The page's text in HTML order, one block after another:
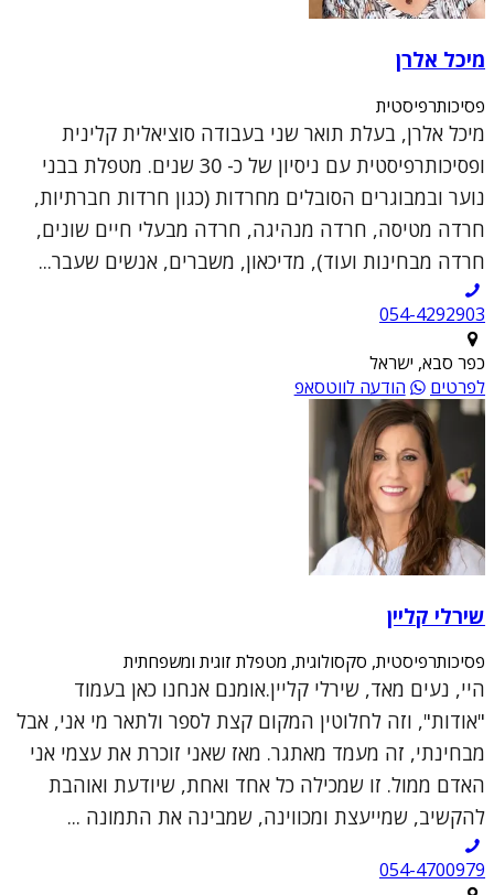
מיכל אלרן
פסיכותרפיסטית
מיכל אלרן, בעלת תואר שני בעבודה סוציאלית קלינית
ופסיכותרפיסטית עם ניסיון של כ- 30 שנים. מטפלת בבני
נוער ובמבוגרים הסובלים מחרדות (כגון חרדות חברתיות,
חרדה מטיסה, חרדה מנהיגה, חרדה מבעלי חיים שונים,
חרדה מבחינות ועוד), מדיכאון, משברים, אנשים שעבר...
054-4292903
כפר סבא, ישראל
לפרטים
הודעה לווטסאפ
שירלי קליין
פסיכותרפיסטית, סקסולוגית, מטפלת זוגית ומשפחתית
היי, נעים מאד, שירלי קליין.אומנם אנחנו כאן בעמוד
"אודות", וזה לחלוטין המקום קצת לספר ולתאר מי אני, אבל
מבחינתי, זה מעמד מאתגר. מאז שאני זוכרת את עצמי אני
האדם ממול. זו שמכילה כל אחד ואחת, שיודעת ואוהבת
להקשיב, שמייעצת ומכווינה, שמבינה את התמונה ...
054-4700979